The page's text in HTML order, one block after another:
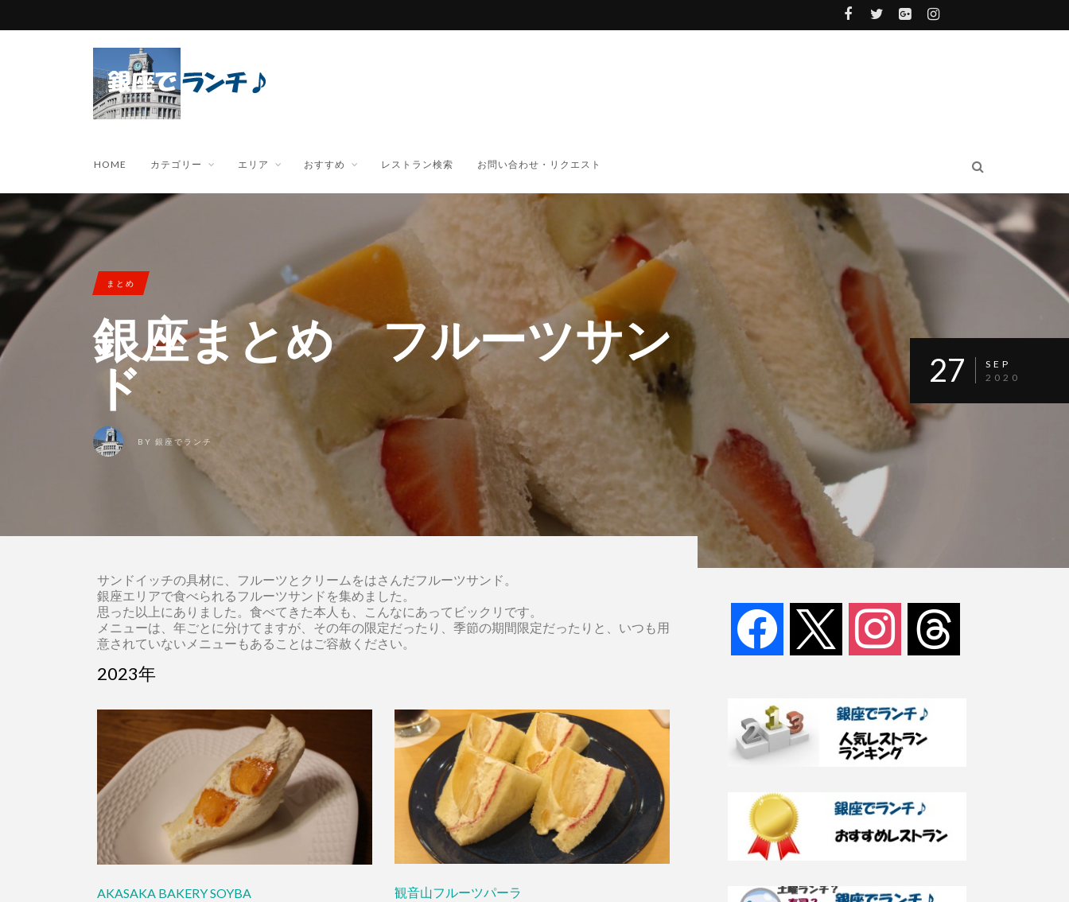
HOME カテゴリー エリア おすすめ レストラン検索 お問い合わせ・リクエスト
まとめ
銀座まとめ フルーツサン
ド
BY 銀座でランチ
27
SEP
2020
サンドイッチの具材に、フルーツとクリームをはさんだフルーツサンド。
銀座エリアで食べられるフルーツサンドを集めました。
思った以上にありました。食べてきた本人も、こんなにあってビックリです。
メニューは、年ごとに分けてますが、その年の限定だったり、季節の期間限定だったりと、いつも用
意されていないメニューもあることはご容赦ください。
2023年
AKASAKA BAKERY SOYBA 観音山フルーツパーラ
facebook instagram threads